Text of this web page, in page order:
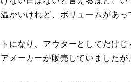
かいけれど、ボリュームがあ
になり、アウターとしてだけ
メーカーが販売していました